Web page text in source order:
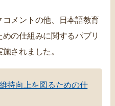
メントの他、日本語教育
の仕組みに関するパブリ
されました。
持向上を図るための仕